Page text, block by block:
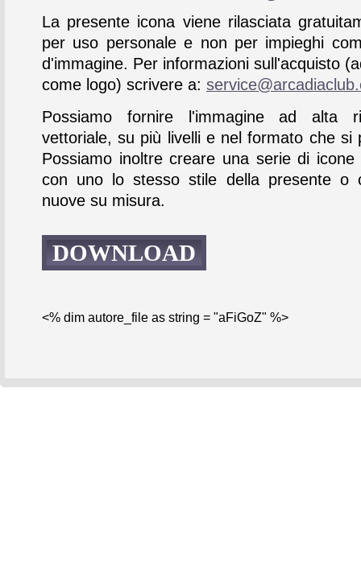
La presente icona viene rilasciata
per uso personale e non per impieghi
d'immagine. Per informazioni sull'acquisto
come logo) scrivere a:
Possiamo fornire l'immagine ad alta
vettoriale, su più livelli e nel formato che si
Possiamo inoltre creare una serie di icone
con uno lo stesso stile della presente o
nuove su misura.
DOWNLOAD
<% dim autore_file as string = "aFiGoZ" %>